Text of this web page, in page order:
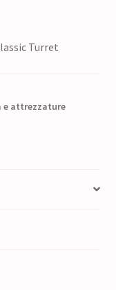
Turret
e attrezzature